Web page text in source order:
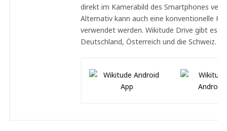
direkt im Kamerabild des Smartphones
Alternativ kann auch eine konventionelle
verwendet werden. Wikitude Drive gibt es u.
Deutschland, Österreich und die Schweiz.